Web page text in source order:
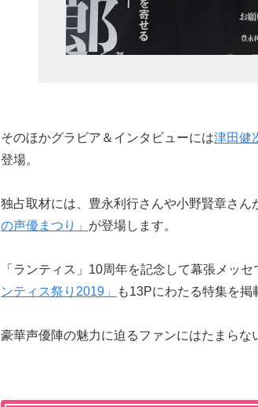
そのほかグラビア＆インタビューには津田健
登場。
独占取材には、豊永利行さんや小野賢章さん
の声優まつり」 が登場します。
「ランティス」10周年を記念して幕張メッ
ンティス祭り2019」
も13Pにわたる特集を掲
豪華声優陣の魅力に迫るファンにはたまらな